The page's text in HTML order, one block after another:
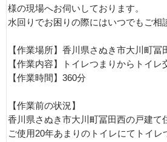
様の現場へお伺いしております。
水回りでお困りの際にはいつでもご相
【作業場所】香川県さぬき市大川町冨
【作業内容】トイレつまりからトイレ
【作業時間】360分
【作業前の状況】
香川県さぬき市大川町冨田西の戸建て
ご使用20年あまりのトイレにてトイレ